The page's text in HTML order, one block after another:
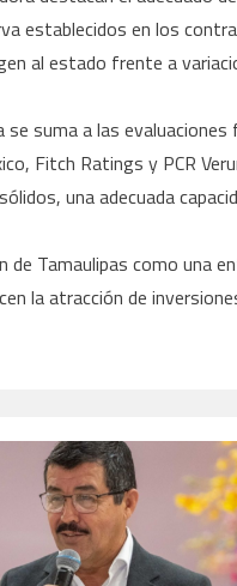
establecidos en los
al estado frente a
suma a las
Fitch Ratings y PCR
una adecuada
Tamaulipas como una
la atracción de